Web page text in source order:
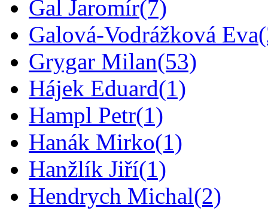
Gal Jaromír(7)
Galová-Vodrážková Eva
Grygar Milan(53)
Hájek Eduard(1)
Hampl Petr(1)
Hanák Mirko(1)
Hanžlík Jiří(1)
Hendrych Michal(2)